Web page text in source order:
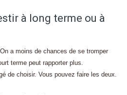
à long terme ou à
a moins de chances de se tromper
terme peut rapporter plus.
de choisir. Vous pouvez faire les deux.